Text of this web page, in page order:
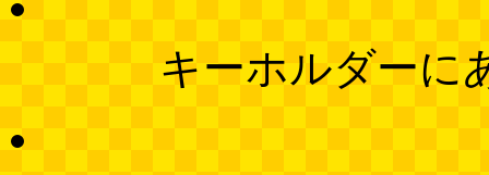
キーホルダーに